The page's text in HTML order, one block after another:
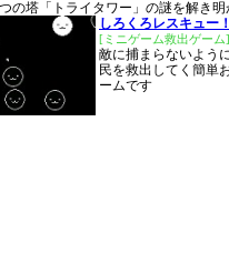
の塔「トライタワー」の謎を解き明
しろくろレスキュー！
[ミニゲーム救出ゲーム]
敵に捕まらないよう
民を救出してく簡単
ームです